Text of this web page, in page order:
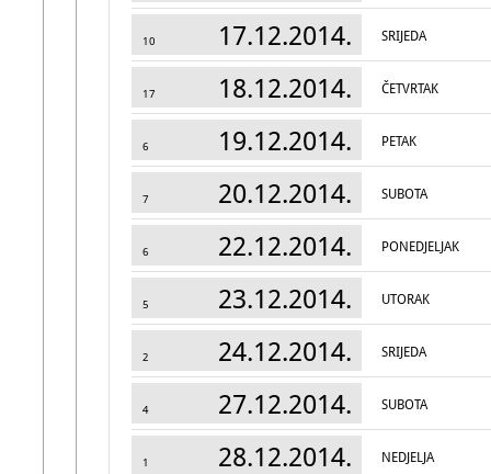
10 17.12.2014. SRIJEDA
17 18.12.2014. ČETVRTAK
6 19.12.2014. PETAK
7 20.12.2014. SUBOTA
6 22.12.2014. PONEDJELJAK
5 23.12.2014. UTORAK
2 24.12.2014. SRIJEDA
4 27.12.2014. SUBOTA
1 28.12.2014. NEDJELJA